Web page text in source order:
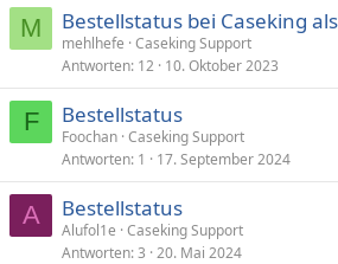
M Bestellstatus bei Caseking
mehlhefe Caseking Support
Antworten 12 10. Oktober 2023
F Bestellstatus
Foochan Caseking Support
Antworten 1 17. September 2024
A Bestellstatus
Alufol1e Caseking Support
Antworten 3 20. Mai 2024